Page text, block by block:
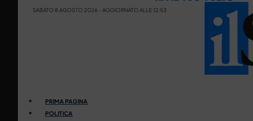
SABATO 8 AGOSTO 2026 - AGGIORNATO ALLE 12:53
PRIMA PAGINA
POLITICA